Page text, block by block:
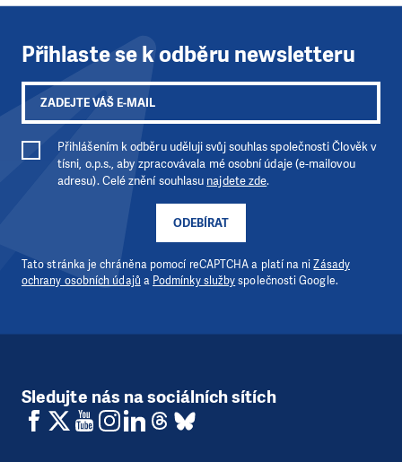
Přihlaste se k odběru newsletteru
ODEBÍRAT
Přihlášením k odběru uděluji svůj souhlas společnosti Člověk v
tísni, o.p.s., aby zpracovávala mé osobní údaje (e-mailovou
adresu). Celé znění souhlasu najdete zde.
Tato stránka je chráněna pomocí reCAPTCHA a platí na niZásady
ochrany osobních údajů a Podmínky službyspolečnosti Google.
Sledujte nás na sociálních sítích